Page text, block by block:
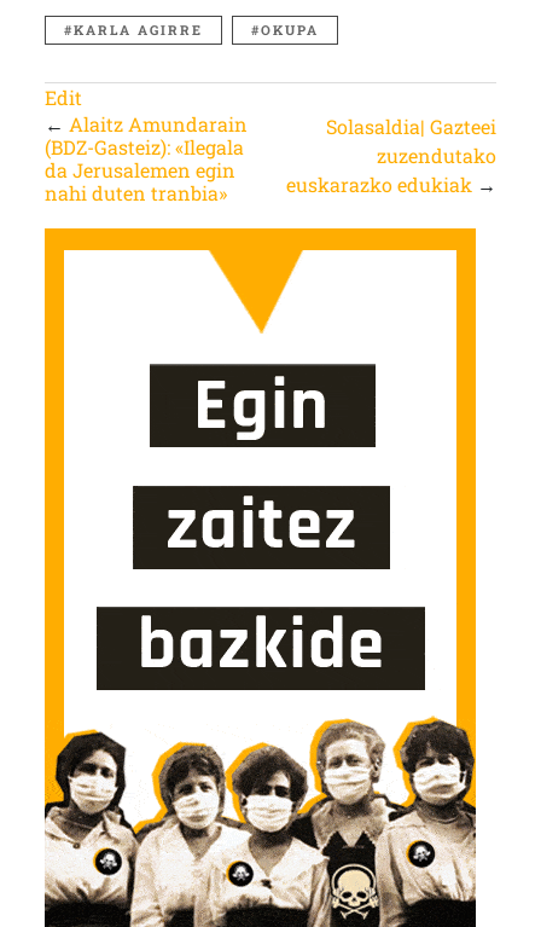
KARLA AGIRRE OKUPA
Edit
← Alaitz Amundarain
(BDZ-Gasteiz): «Ilegala
da Jerusalemen egin
nahi duten tranbia»
Solasaldia| Gazteei
zuzendutako
euskarazko edukiak →